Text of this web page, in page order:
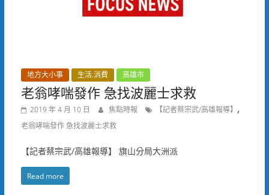
地方大小事 生活.消費 高雄市
老翁哮喘發作 急找波麗士求救
2019 年 4 月 10 日 焦點時報 【記者蔡宗武/高雄報導】 ,
老翁哮喘發作 急找波麗士求救
【記者蔡宗武/高雄報導】 旗山分局大洲派
Read more